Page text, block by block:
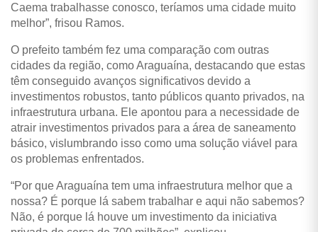
Caema trabalhasse conosco, teríamos uma cidade muito
melhor”, frisou Ramos.
O prefeito também fez uma comparação com outras
cidades da região, como Araguaína, destacando que estas
têm conseguido avanços significativos devido a
investimentos robustos, tanto públicos quanto privados, na
infraestrutura urbana. Ele apontou para a necessidade de
atrair investimentos privados para a área de saneamento
básico, vislumbrando isso como uma solução viável para
os problemas enfrentados.
“Por que Araguaína tem uma infraestrutura melhor que a
nossa? É porque lá sabem trabalhar e aqui não sabemos?
Não, é porque lá houve um investimento da iniciativa